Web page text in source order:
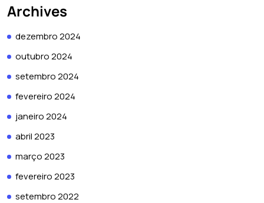
Archives
dezembro 2024
outubro 2024
setembro 2024
fevereiro 2024
janeiro 2024
abril 2023
março 2023
fevereiro 2023
setembro 2022